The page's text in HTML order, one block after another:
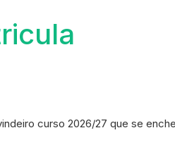
curso 2026/27 que se